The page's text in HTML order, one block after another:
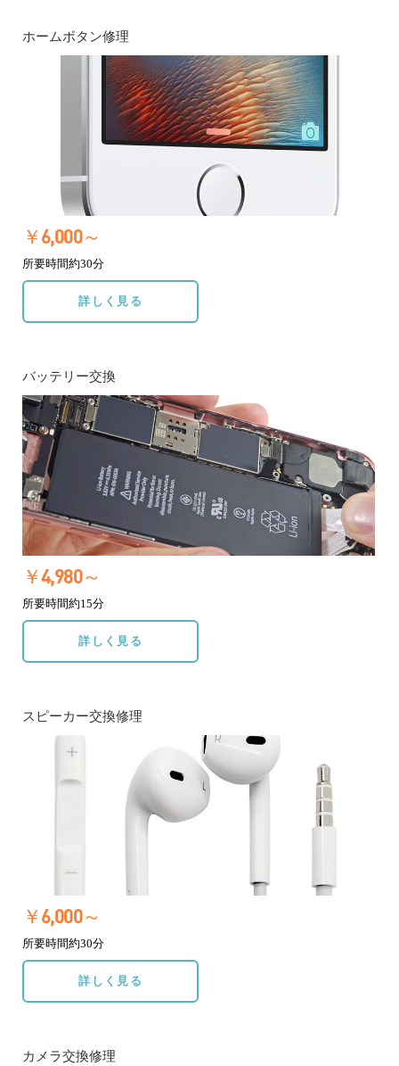
ホームボタン修理
￥6,000～
所要時間約30分
詳しく見る
バッテリー交換
￥4,980～
所要時間約15分
詳しく見る
スピーカー交換修理
￥6,000～
所要時間約30分
詳しく見る
カメラ交換修理